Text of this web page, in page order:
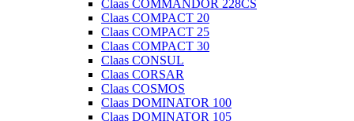
Claas COMMANDOR 228CS
Claas COMPACT 20
Claas COMPACT 25
Claas COMPACT 30
Claas CONSUL
Claas CORSAR
Claas COSMOS
Claas DOMINATOR 100
Claas DOMINATOR 105